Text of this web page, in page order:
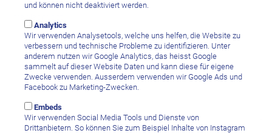
und können nicht deaktiviert werden.
Analytics
Wir verwenden Analysetools, welche uns helfen, die Website zu
verbessern und technische Probleme zu identifizieren. Unter
anderem nutzen wir Google Analytics, das heisst Google
sammelt auf dieser Website Daten und kann diese für eigene
Zwecke verwenden. Ausserdem verwenden wir Google Ads und
Facebook zu Marketing-Zwecken.
Embeds
Wir verwenden Social Media Tools und Dienste von
Drittanbietern. So können Sie zum Beispiel Inhalte von Instagram